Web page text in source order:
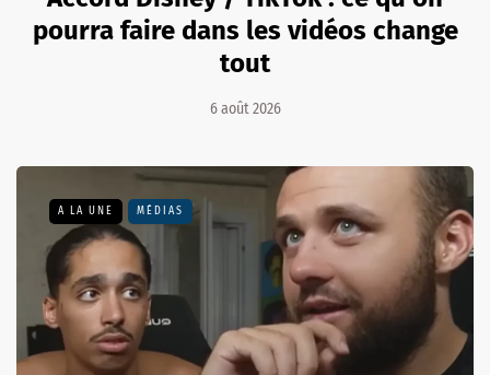
pourra faire dans les vidéos change
tout
6 août 2026
A LA UNE MÉDIAS